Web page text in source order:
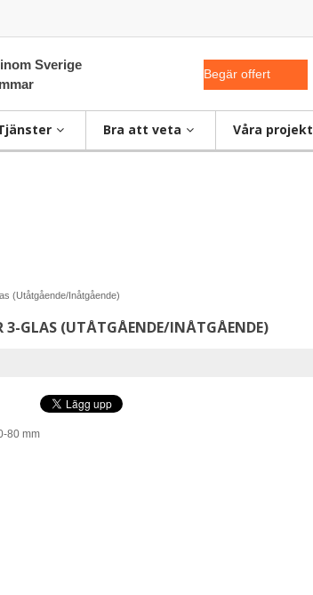
Sverige
Begär offert
Bra att veta Våra projekt
(Utåtgående/Inåtgående)
3-GLAS (UTÅTGÅENDE/INÅTGÅENDE)
80 mm